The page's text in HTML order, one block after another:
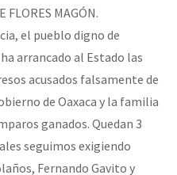
FLORES MAGÓN.
el pueblo digno de
arrancado al Estado las
acusados falsamente de
de Oaxaca y la familia
ganados. Quedan 3
seguimos exigiendo
Fernando Gavito y